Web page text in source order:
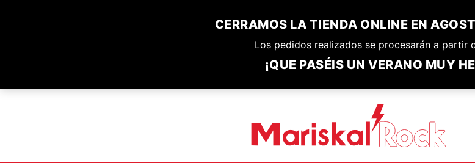
CERRAMOS LA TIENDA ONLINE EN
Los pedidos realizados se procesarán a partir
¡QUE PASÉIS UN VERANO MUY